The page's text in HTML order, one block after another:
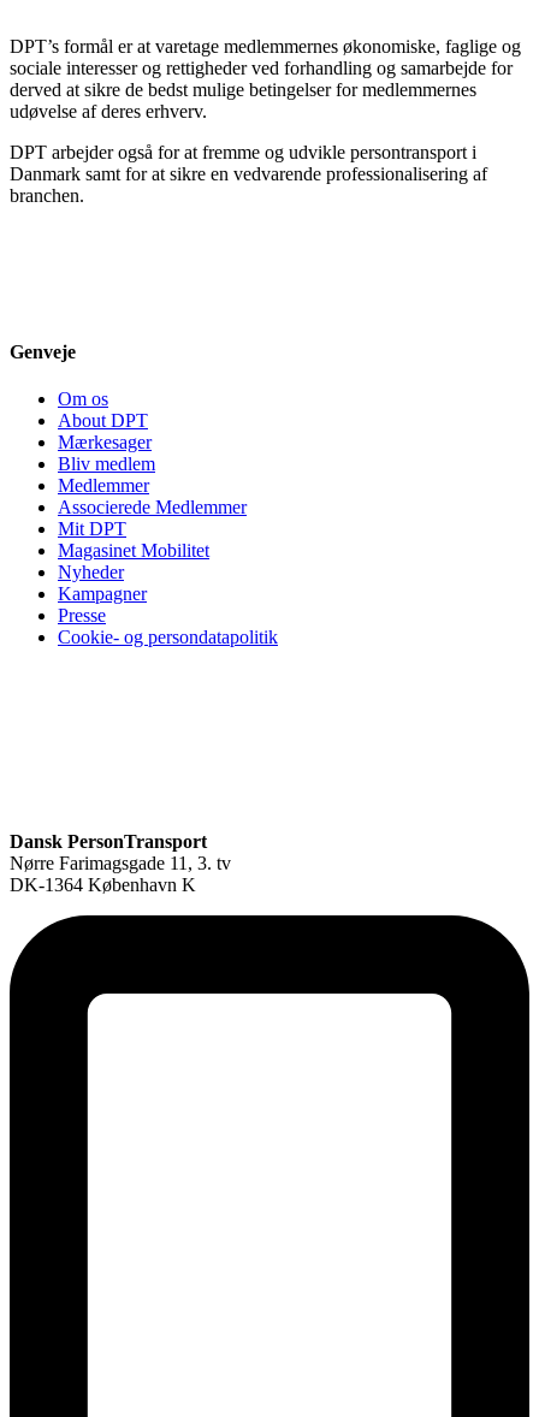
DPT’s formål er at varetage medlemmernes økonomiske, faglige og
sociale interesser og rettigheder ved forhandling og samarbejde for
derved at sikre de bedst mulige betingelser for medlemmernes
udøvelse af deres erhverv.
DPT arbejder også for at fremme og udvikle persontransport i
Danmark samt for at sikre en vedvarende professionalisering af
branchen.
Genveje
Om os
About DPT
Mærkesager
Bliv medlem
Medlemmer
Associerede Medlemmer
Mit DPT
Magasinet Mobilitet
Nyheder
Kampagner
Presse
Cookie- og persondatapolitik
Dansk PersonTransport
Nørre Farimagsgade 11, 3. tv
DK-1364 København K